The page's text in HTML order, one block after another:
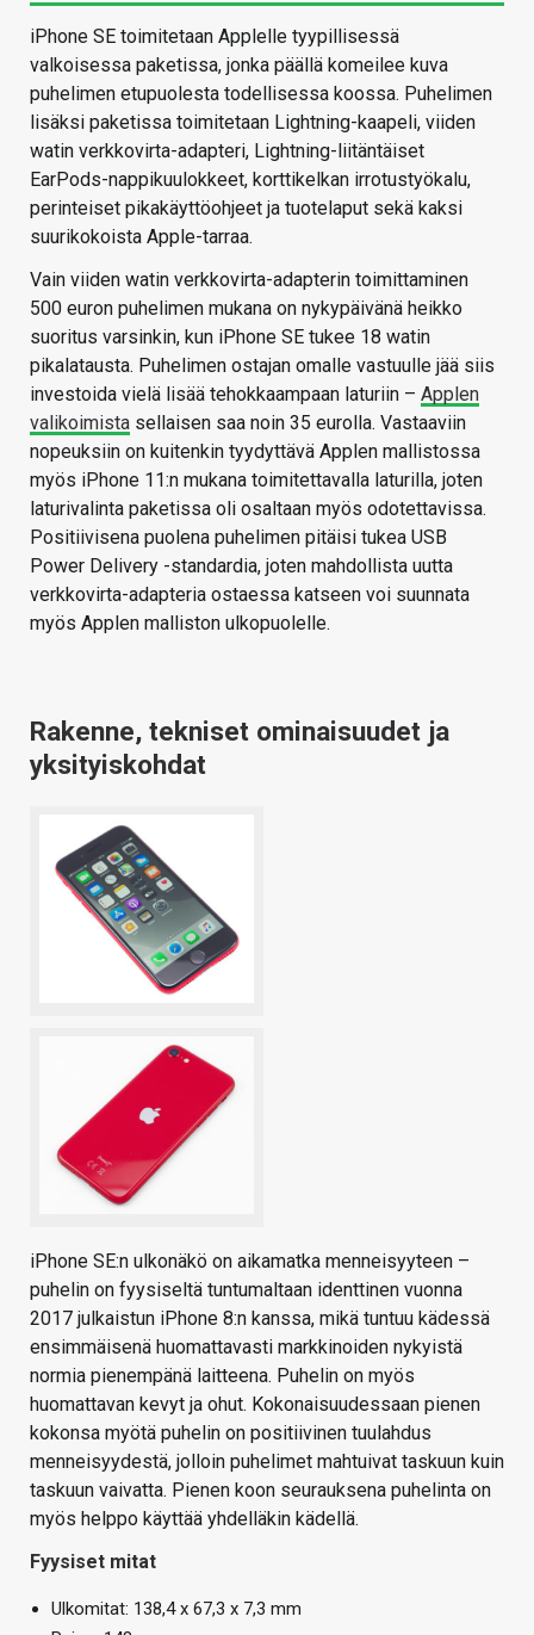
iPhone SE toimitetaan Applelle tyypillisessä
valkoisessa paketissa, jonka päällä komeilee kuva
puhelimen etupuolesta todellisessa koossa. Puhelimen
lisäksi paketissa toimitetaan Lightning-kaapeli, viiden
watin verkkovirta-adapteri, Lightning-liitäntäiset
EarPods-nappikuulokkeet, korttikelkan irrotustyökalu,
perinteiset pikakäyttöohjeet ja tuotelaput sekä kaksi
suurikokoista Apple-tarraa.
Vain viiden watin verkkovirta-adapterin toimittaminen
500 euron puhelimen mukana on nykypäivänä heikko
suoritus varsinkin, kun iPhone SE tukee 18 watin
pikalatausta. Puhelimen ostajan omalle vastuulle jää siis
investoida vielä lisää tehokkaampaan laturiin – Applen
valikoimista sellaisen saa noin 35 eurolla. Vastaaviin
nopeuksiin on kuitenkin tyydyttävä Applen mallistossa
myös iPhone 11:n mukana toimitettavalla laturilla, joten
laturivalinta paketissa oli osaltaan myös odotettavissa.
Positiivisena puolena puhelimen pitäisi tukea USB
Power Delivery -standardia, joten mahdollista uutta
verkkovirta-adapteria ostaessa katseen voi suunnata
myös Applen malliston ulkopuolelle.
Rakenne, tekniset ominaisuudet ja
yksityiskohdat
iPhone SE:n ulkonäkö on aikamatka menneisyyteen –
puhelin on fyysiseltä tuntumaltaan identtinen vuonna
2017 julkaistun iPhone 8:n kanssa, mikä tuntuu kädessä
ensimmäisenä huomattavasti markkinoiden nykyistä
normia pienempänä laitteena. Puhelin on myös
huomattavan kevyt ja ohut. Kokonaisuudessaan pienen
kokonsa myötä puhelin on positiivinen tuulahdus
menneisyydestä, jolloin puhelimet mahtuivat taskuun kuin
taskuun vaivatta. Pienen koon seurauksena puhelinta on
myös helppo käyttää yhdelläkin kädellä.
Fyysiset mitat
Ulkomitat: 138,4 x 67,3 x 7,3 mm